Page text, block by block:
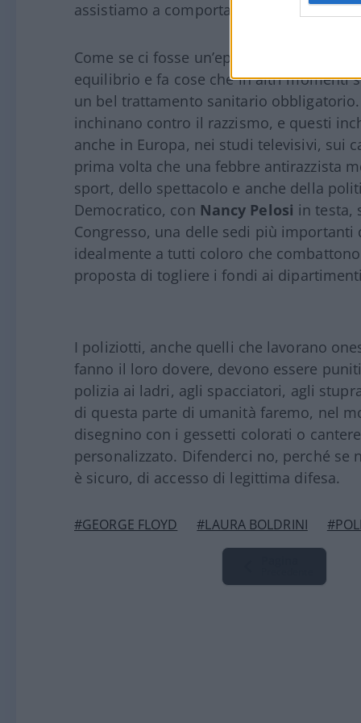
assistiamo a comportamenti e
Come se ci fosse un’epidemia di
equilibrio e fa cose che in altri momenti
un bel trattamento sanitario
inchinano contro il razzismo, e questi
anche in Europa, nei studi televisivi, sui
prima volta che una febbre antirazzista
sport, dello spettacolo e anche della
Democratico, con Nancy Pelosi in testa,
Congresso, una delle sedi più
idealmente a tutti coloro che
proposta di togliere i fondi ai
I poliziotti, anche quelli che lavorano
fanno il loro dovere, devono essere
polizia ai ladri, agli spacciatori, agli
di questa parte di umanità faremo, nel
disegnino con i gessetti colorati o
personalizzato. Difenderci no, perché
è sicuro, di accesso di legittima difesa.
#GEORGE FLOYD #LAURA BOLDRINI